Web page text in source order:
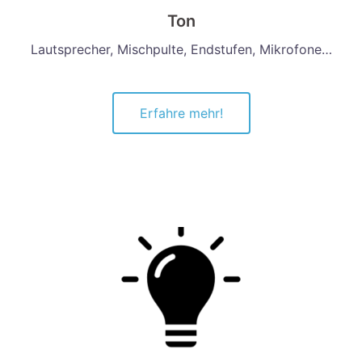
Ton
Lautsprecher, Mischpulte, Endstufen, Mikrofone…
Erfahre mehr!